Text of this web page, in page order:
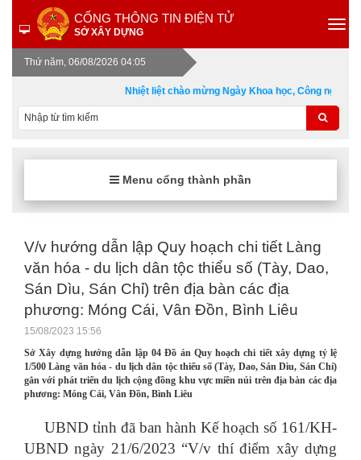
CỔNG THÔNG TIN ĐIỆN TỬ
SỞ XÂY DỰNG
Thứ năm, 06/08/2026 04:05
Nhiệt liệt chào mừng Ngày Khoa học, Công nghệ
Menu cổng thành phần
V/v hướng dẫn lập Quy hoạch chi tiết Làng
văn hóa - du lịch dân tộc thiểu số (Tày, Dao,
Sán Dìu, Sán Chỉ) trên địa bàn các địa
phương: Móng Cái, Vân Đồn, Bình Liêu
15/08/2023 15:56
Sở Xây dựng hướng dẫn lập 04 Đồ án Quy hoạch chi tiết xây dựng tỷ lệ
1/500 Làng văn hóa - du lịch dân tộc thiểu số (Tày, Dao, Sán Dìu, Sán Chỉ)
gắn với phát triển du lịch cộng đồng khu vực miền núi trên địa bàn các địa
phương: Móng Cái, Vân Đồn, Bình Liêu
UBND tỉnh đã ban hành Kế hoạch số 161/KH-
UBND ngày 21/6/2023 “V/v thí điểm xây dựng